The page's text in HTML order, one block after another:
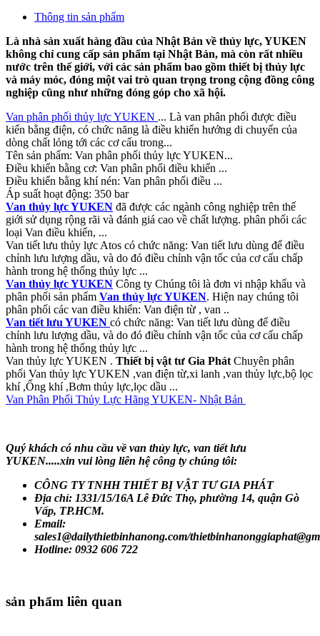
Thông tin sản phẩm
Là nhà sản xuất hàng đầu của Nhật Bản về thủy lực, YUKEN
không chỉ cung cấp sản phẩm tại Nhật Bản, mà còn rất nhiều
nước trên thế giới, với các sản phẩm bao gồm thiết bị thủy lực
và máy móc, đóng một vai trò quan trọng trong cộng đồng công
nghiệp cũng như những đóng góp cho xã hội.
Van phân phối thủy lực YUKEN ... Là van phân phối được điều
kiển bằng điện, có chức năng là điều khiển hướng di chuyển của
dòng chất lỏng tới các cơ cấu trong...
Tên sản phẩm: Van phân phối thủy lực YUKEN...
Điều khiển bằng cơ: Van phân phối điều khiển ...
Điều khiển bằng khí nén: Van phân phối điều ...
Áp suất hoạt động: 350 bar
Van thủy lực YUKEN đã được các ngành công nghiệp trên thế
giới sử dụng rộng rãi và đánh giá cao về chất lượng. phân phối các
loại Van điều khiển, ...
Van tiết lưu thủy lực Atos có chức năng: Van tiết lưu dùng để điều
chỉnh lưu lượng dầu, và do đó điều chỉnh vận tốc của cơ cấu chấp
hành trong hệ thống thủy lực ...
Van thủy lực YUKEN Công ty Chúng tôi là đơn vi nhập khẩu và
phân phối sản phẩm Van thủy lực YUKEN. Hiện nay chúng tôi
phân phối các van điều khiển: Van điện từ , van ..
Van tiết lưu YUKEN có chức năng: Van tiết lưu dùng để điều
chỉnh lưu lượng dầu, và do đó điều chỉnh vận tốc của cơ cấu chấp
hành trong hệ thống thủy lực ...
Van thủy lực YUKEN . Thiết bị vật tư Gia Phát Chuyên phân
phối Van thủy lực YUKEN ,van điện từ,xi lanh ,van thủy lực,bộ lọc
khí ,Ống khí ,Bơm thủy lực,lọc dầu ...
Van Phân Phối Thủy Lực Hãng YUKEN- Nhật Bản
Quý khách có nhu cầu về van thủy lực, van tiết lưu
YUKEN.....xin vui lòng liên hệ công ty chúng tôi:
CÔNG TY TNHH THIẾT BỊ VẬT TƯ GIA PHÁT
Địa chỉ: 1331/15/16A Lê Đức Thọ, phường 14, quận Gò
Vấp, TP.HCM.
Email:
sales1@dailythietbinhanong.com/
Hotline: 0932 606 722
sản phẩm liên quan